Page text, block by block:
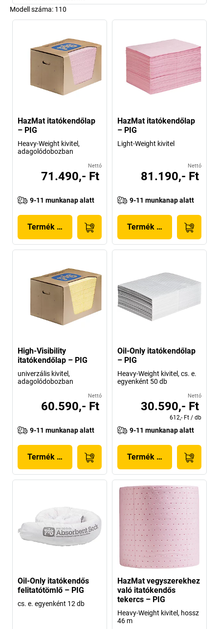
Modell száma: 110
HazMat itatókendőlap
– PIG
Heavy-Weight kivitel,
adagolódobozban
Nettó
71.490,- Ft
9-11 munkanap alatt
Termék megjelenítése
HazMat itatókendőlap
– PIG
Light-Weight kivitel
Nettó
81.190,- Ft
9-11 munkanap alatt
Termék megjelenítése
High-Visibility
itatókendőlap – PIG
univerzális kivitel,
adagolódobozban
Nettó
60.590,- Ft
9-11 munkanap alatt
Termék megjelenítése
Oil-Only itatókendőlap
– PIG
Heavy-Weight kivitel, cs. e.
egyenként 50 db
Nettó
30.590,- Ft
612,- Ft / db
9-11 munkanap alatt
Termék megjelenítése
Oil-Only itatókendős
felitatótömlő – PIG
cs. e. egyenként 12 db
HazMat vegyszerekhez
való itatókendős
tekercs – PIG
Heavy-Weight kivitel, hossz
46 m